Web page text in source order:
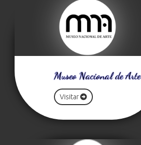
Museo Nacional de Arte
Visitar